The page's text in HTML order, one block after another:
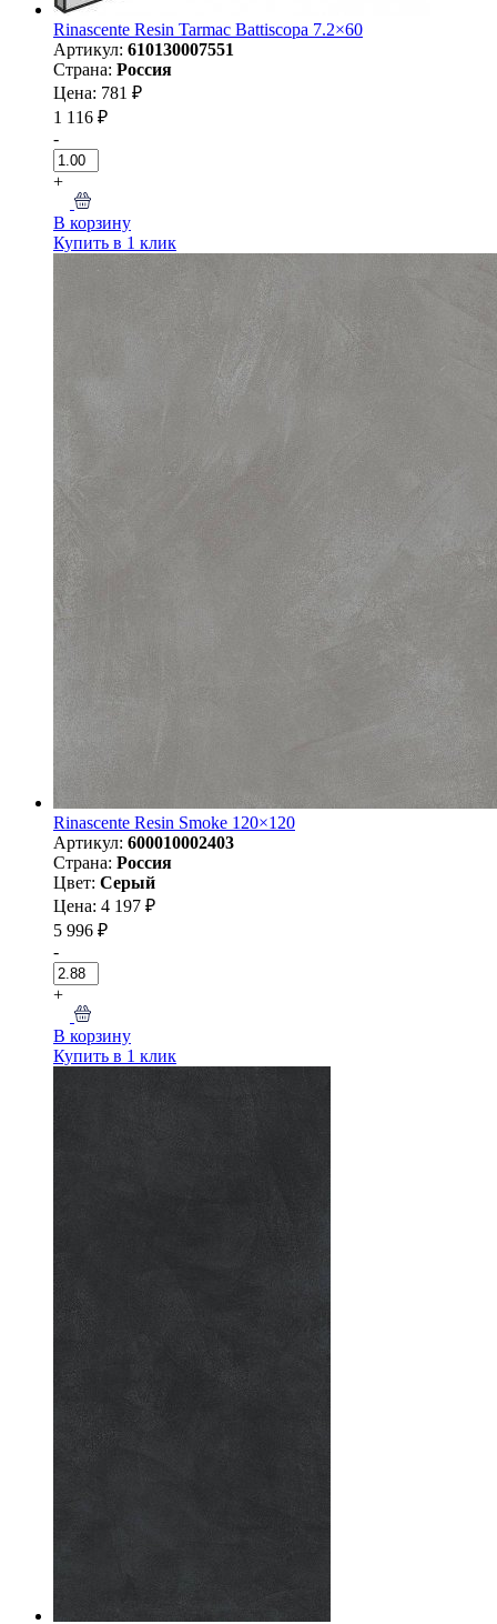
Rinascente Resin Tarmac Battiscopa 7.2×60
Артикул: 610130007551
Страна: Россия
Цена: 781 ₽
1 116 ₽
-
+
В корзину
Купить в 1 клик
Rinascente Resin Smoke 120×120
Артикул: 600010002403
Страна: Россия
Цвет: Серый
Цена: 4 197 ₽
5 996 ₽
-
+
В корзину
Купить в 1 клик